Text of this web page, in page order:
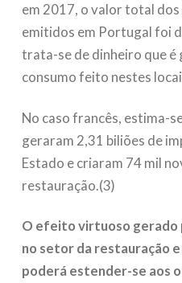
em 2017, o valor total
emitidos em Portugal foi
trata-se de dinheiro que é
consumo feito nestes
No caso francês, estima-
geraram 2,31 biliões de
Estado e criaram 74 mil
restauração.(3)
O efeito virtuoso gerado
no setor da restauração
poderá estender-se aos